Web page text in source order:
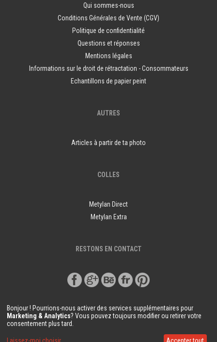
Qui sommes-nous
Conditions Générales de Vente (CGV)
Politique de confidentialité
Questions et réponses
Mentions légales
Informations sur le droit de rétractation - Consommateurs
Echantillons de papier peint
AUTRES
Articles à partir de ta photo
COLLES
Metylan Direct
Metylan Extra
RESTONS EN CONTACT
Bonjour ! Pourrions-nous activer des services supplémentaires pour
Marketing & Analytics? Vous pouvez toujours modifier ou retirer votre
consentement plus tard.